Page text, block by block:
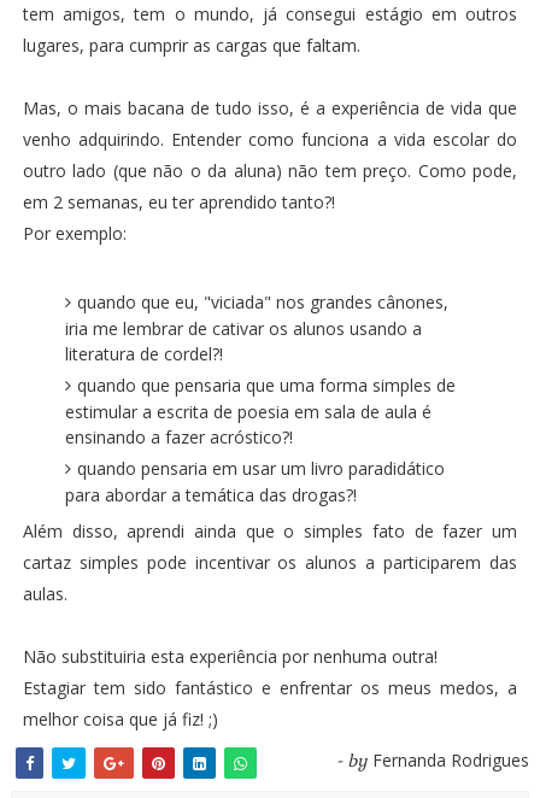
tem amigos, tem o mundo, já consegui estágio em outros
lugares, para cumprir as cargas que faltam.
Mas, o mais bacana de tudo isso, é a experiência de vida que
venho adquirindo. Entender como funciona a vida escolar do
outro lado (que não o da aluna) não tem preço. Como pode,
em 2 semanas, eu ter aprendido tanto?!
Por exemplo:
quando que eu, "viciada" nos grandes cânones,
iria me lembrar de cativar os alunos usando a
literatura de cordel?!
quando que pensaria que uma forma simples de
estimular a escrita de poesia em sala de aula é
ensinando a fazer acróstico?!
quando pensaria em usar um livro paradidático
para abordar a temática das drogas?!
Além disso, aprendi ainda que o simples fato de fazer um
cartaz simples pode incentivar os alunos a participarem das
aulas.
Não substituiria esta experiência por nenhuma outra!
Estagiar tem sido fantástico e enfrentar os meus medos, a
melhor coisa que já fiz! ;)
- by Fernanda Rodrigues